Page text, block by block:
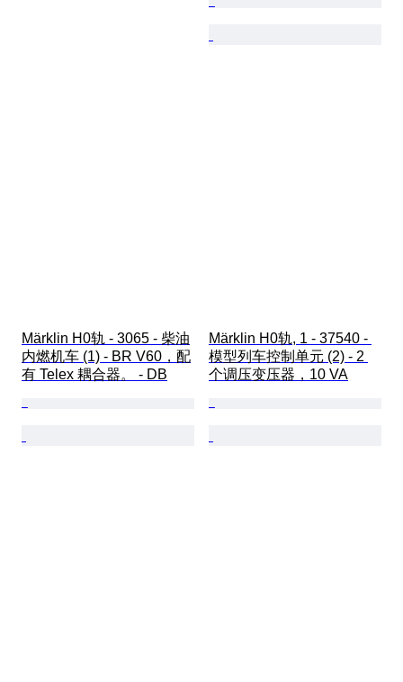
Märklin H0轨 - 3065 - 柴油
内燃机车 (1) - BR V60，配
有 Telex 耦合器。 - DB
Märklin H0轨, 1 - 37540 -
模型列车控制单元 (2) - 2
个调压变压器，10 VA